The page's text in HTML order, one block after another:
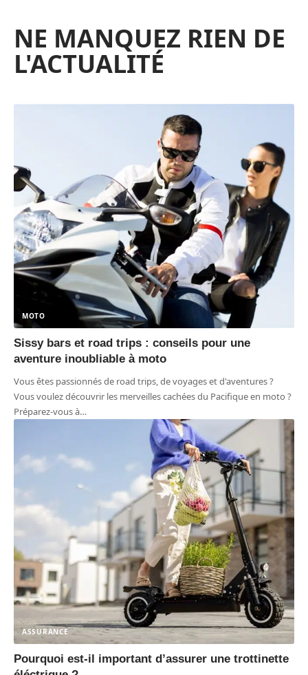
NE MANQUEZ RIEN DE
L'ACTUALITÉ
MOTO
Sissy bars et road trips : conseils pour une
aventure inoubliable à moto
Vous êtes passionnés de road trips, de voyages et d'aventures ?
Vous voulez découvrir les merveilles cachées du Pacifique en moto ?
Préparez-vous à…
ASSURANCE
Pourquoi est-il important d’assurer une trottinette